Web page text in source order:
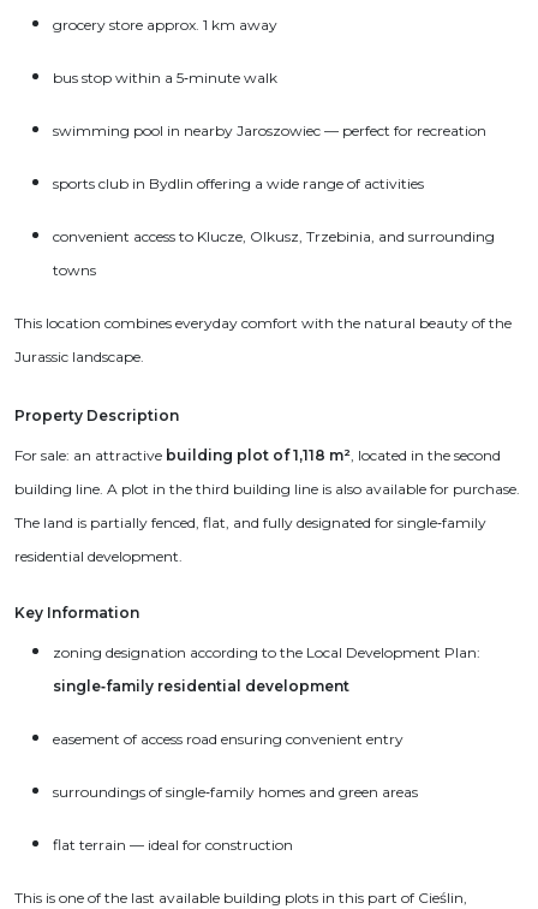
grocery store approx. 1 km away
bus stop within a 5‑minute walk
swimming pool in nearby Jaroszowiec — perfect for recreation
sports club in Bydlin offering a wide range of activities
convenient access to Klucze, Olkusz, Trzebinia, and surrounding
towns
This location combines everyday comfort with the natural beauty of the
Jurassic landscape.
Property Description
For sale: an attractive building plot of 1,118 m² , located in the second
building line. A plot in the third building line is also available for purchase.
The land is partially fenced, flat, and fully designated for single‑family
residential development.
Key Information
zoning designation according to the Local Development Plan:
single‑family residential development
easement of access road ensuring convenient entry
surroundings of single‑family homes and green areas
flat terrain — ideal for construction
This is one of the last available building plots in this part of Cieślin,